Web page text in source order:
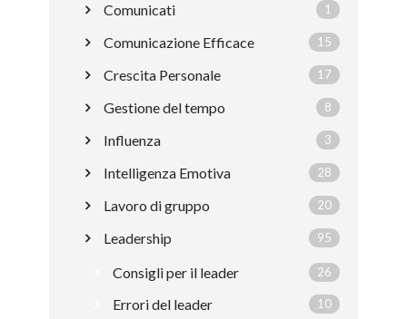
Comunicati 1
Comunicazione Efficace 15
Crescita Personale 17
Gestione del tempo 8
Influenza 3
Intelligenza Emotiva 28
Lavoro di gruppo 20
Leadership 95
Consigli per il leader 26
Errori del leader 10